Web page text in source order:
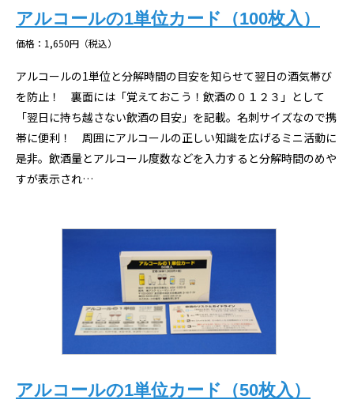
アルコールの1単位カード（100枚入）
価格：1,650円（税込）
アルコールの1単位と分解時間の目安を知らせて翌日の酒気帯び
を防止！ 裏面には「覚えておこう！飲酒の０１２３」として
「翌日に持ち越さない飲酒の目安」を記載。名刺サイズなので携
帯に便利！ 周囲にアルコールの正しい知識を広げるミニ活動に
是非。飲酒量とアルコール度数などを入力すると分解時間のめや
すが表示され…
アルコールの1単位カード（50枚入）